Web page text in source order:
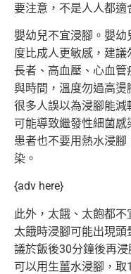
要注意，不是人人都適
嬰幼兒不宜浸腳。嬰
度比成人更敏感，建議
長者、高血壓、 心血管
與時間，溫度勿過高燙
很多人誤以為浸腳能減
可能導致繼發性細菌
患者也不要用熱水浸
染 。
{adv here}
此外，太餓、太飽都不
太餓時浸腳可能出現頭
議於飯後30分鐘後再浸
可以用生薑水浸腳，取